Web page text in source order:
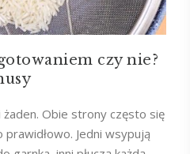
czy nie?
żaden. Obie strony często się
Jedni wsypują